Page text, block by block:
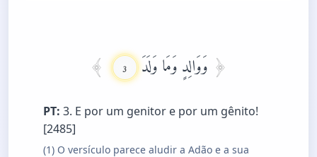
وَوَالِدٍ وَمَا وَلَدَ 3
PT: 3. E por um genitor e por um gênito!
[2485]
(1) O versículo parece aludir a Adão e a sua